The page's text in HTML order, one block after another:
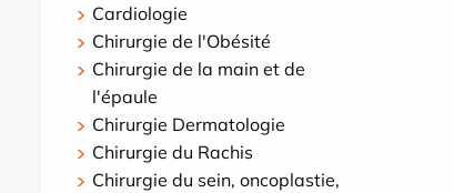
Cardiologie
Chirurgie de l'Obésité
Chirurgie de la main et de
l'épaule
Chirurgie Dermatologie
Chirurgie du Rachis
Chirurgie du sein, oncoplastie,